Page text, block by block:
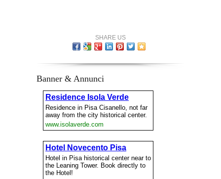
SHARE US
Banner & Annunci